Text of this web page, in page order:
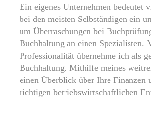
Ein eigenes Unternehmen bedeutet
bei den meisten Selbständigen ein
um Überraschungen bei
Buchhaltung an einen Spezialisten.
Professionalität übernehme ich als
Buchhaltung. Mithilfe meines
einen Überblick über Ihre Finanzen
richtigen betriebswirtschaftlichen